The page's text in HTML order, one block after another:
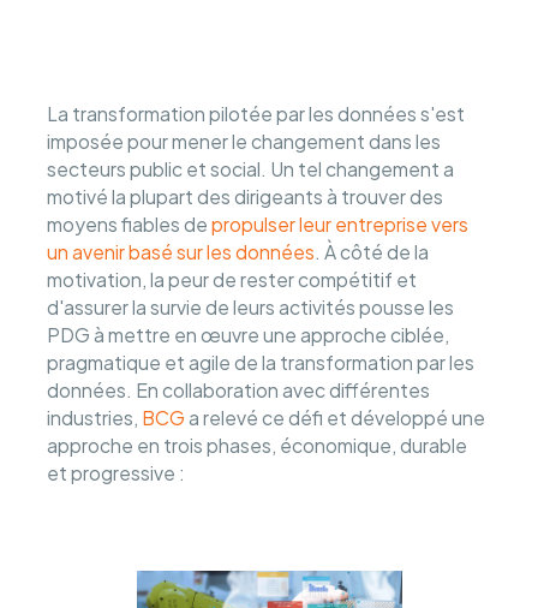
La transformation pilotée par les données s'est
imposée pour mener le changement dans les
secteurs public et social. Un tel changement a
motivé la plupart des dirigeants à trouver des
moyens fiables depropulser leur entreprise vers
un avenir basé sur les données. À côté de la
motivation, la peur de rester compétitif et
d'assurer la survie de leurs activités pousse les
PDG à mettre en œuvre une approche ciblée,
pragmatique et agile de la transformation par les
données. En collaboration avec différentes
industries, BCG a relevé ce défi et développé une
approche en trois phases, économique, durable
et progressive :